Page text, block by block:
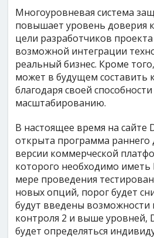
Многоуровневая система
повышает уровень доверия к
цели разработчиков
возможной интеграции
реальный бизнес. Кроме
может в будущем составить
благодаря своей
масштабированию.
В настоящее время на сайте
открыта программа раннего
версии коммерческой
которого необходимо иметь
мере проведения
новых опций, порог будет
будут введены возможности
контроля 2 и выше уровней,
будет определяться